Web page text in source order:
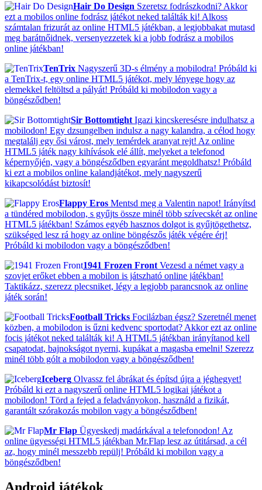
Hair Do Design Szeretsz fodrászkodni? Akkor
ezt a mobilos online fodrász játékot neked találták ki! Alkoss
számtalan frizurát az online HTML5 játékban, a legjobbakat mutasd
meg barátnőidnek, versenyezzetek ki a jobb fodrász a mobilos
online játékban!
TenTrix Nagyszerű 3D-s élmény a mobilodra! Próbáld ki
a TenTrix-t, egy online HTML5 játékot, mely lényege hogy az
elemekkel feltöltsd a pályát! Próbáld ki mobilodon vagy a
böngésződben!
Sir Bottomtight Igazi kincskeresésre indulhatsz a
mobilodon! Egy dzsungelben indulsz a nagy kalandra, a célod hogy
megtalálj egy ősi várost, mely temérdek aranyat rejt! Az online
HTML5 játék nagy kihívások elé állít, melyeket a telefonod
képernyőjén, vagy a böngésződben egyaránt megoldhatsz! Próbáld
ki ezt a mobilos online kalandjátékot, mely nagyszerű
kikapcsolódást biztosít!
Flappy Eros Mentsd meg a Valentin napot! Irányítsd
a tündéred mobilodon, s gyűjts össze minél több szívecskét az online
HTML5 játékban! Számos egyéb hasznos dolgot is gyűjtögethetsz,
szükséged lesz rá hogy az online böngészős játék végére érj!
Próbáld ki mobilodon vagy a böngésződben!
1941 Frozen Front Vezesd a német vagy a
szovjet erőket ebben a mobilon is játszható online játékban!
Taktikázz, szerezz plecsniket, légy a legjobb parancsnok az online
játék során!
Football Tricks Focilázban égsz? Szeretnél menet
közben, a mobilodon is űzni kedvenc sportodat? Akkor ezt az online
focis játékot neked találták ki! A HTML5 játékban irányítanod kell
csapatodat, bajnokságot nyerni, kupákat a magasba emelni! Szerezz
minél több gólt a mobilodon vagy a böngésződben!
Iceberg Olvassz fel ábrákat és építsd újra a jéghegyet!
Próbáld ki ezt a nagyszerű online HTML5 logikai játékot a
mobilodon! Törd a fejed a feladványokon, használd a fizikát,
garantált szórakozás mobilon vagy a böngésződben!
Mr Flap Ügyeskedj madárkával a telefonodon! Az
online ügyességi HTML5 játékban Mr.Flap lesz az útitársad, a cél
az, hogy minél messzebb repülj! Próbáld ki mobilon vagy a
böngésződben!
Android játékok